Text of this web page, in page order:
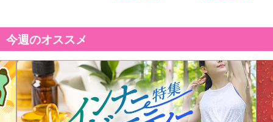
今週のオススメ